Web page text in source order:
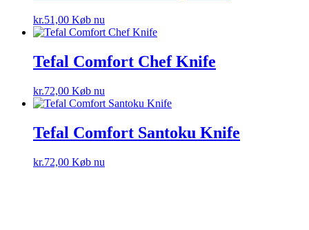
kr.51,00 Køb nu
Tefal Comfort Chef Knife
kr.72,00 Køb nu
Tefal Comfort Santoku Knife
kr.72,00 Køb nu